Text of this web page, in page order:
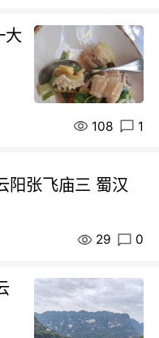
大
108 1
阳张飞庙三 蜀汉
29 0